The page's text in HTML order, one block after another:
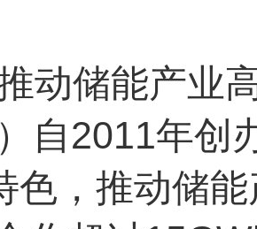
储能产业
）自2011年
色，推动储